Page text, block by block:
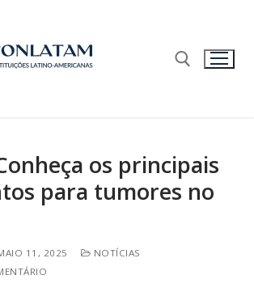
os principais
para tumores no
11, 2025
NOTÍCIAS